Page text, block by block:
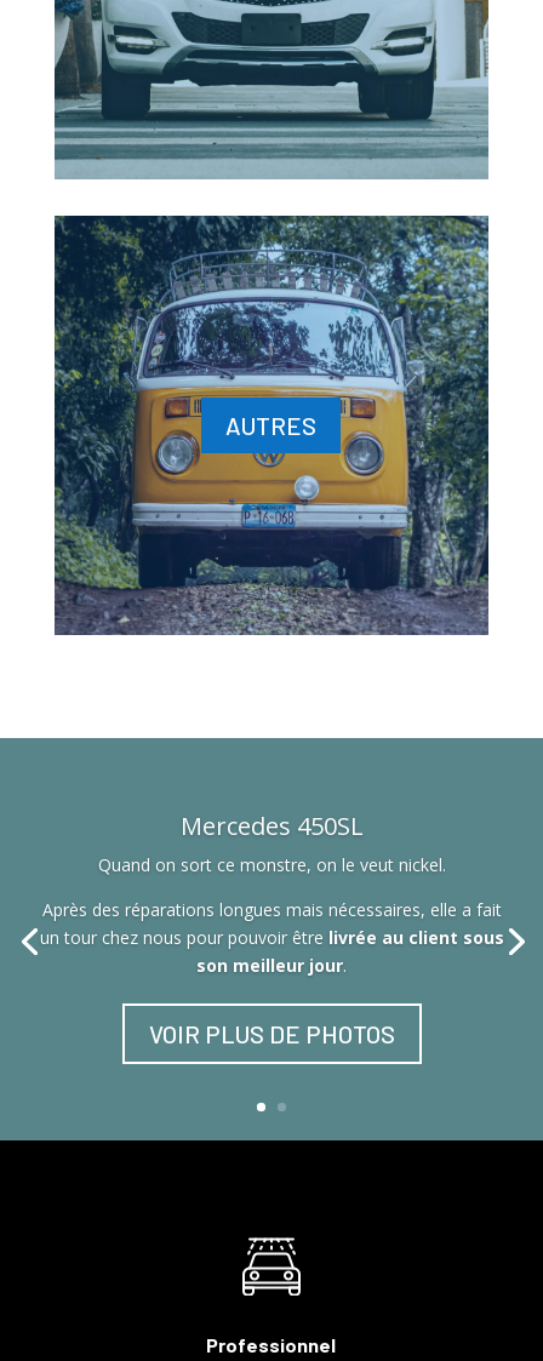
AUTRES
Mercedes 450SL
Quand on sort ce monstre, on le veut nickel.
Après des réparations longues mais nécessaires, elle a fait
un tour chez nous pour pouvoir être livrée au client sous
son meilleur jour.
VOIR PLUS DE PHOTOS
Professionnel